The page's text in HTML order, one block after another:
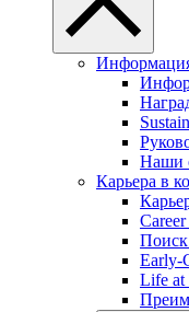
Наши
Карьера в
Career
Early-
Life